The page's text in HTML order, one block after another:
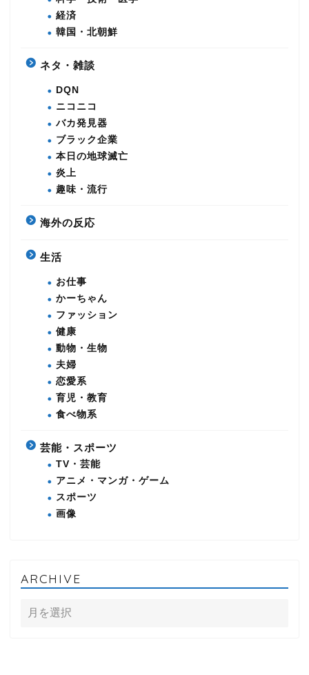
経済
韓国・北朝鮮
ネタ・雑談
DQN
ニコニコ
バカ発見器
ブラック企業
本日の地球滅亡
炎上
趣味・流行
海外の反応
生活
お仕事
かーちゃん
ファッション
健康
動物・生物
夫婦
恋愛系
育児・教育
食べ物系
芸能・スポーツ
TV・芸能
アニメ・マンガ・ゲーム
スポーツ
画像
ARCHIVE